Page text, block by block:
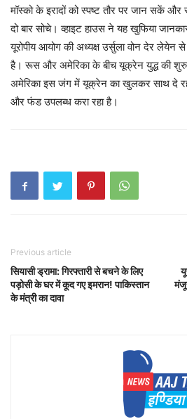
मॉस्को के इरादों को स्पष्ट तौर पर जान सकें
दो बार सोचे। व्हाइट हाउस ने यह खुफिया
यूरोपीय आयोग की अध्यक्ष उर्सुला वोन देर लेयेन
है। रूस और अमेरिका के बीच यूक्रेन युद्ध की
अमेरिका इस जंग में यूक्रेन का खुलकर साथ दे
और फंड उपलब्ध करा रहा है।
Previous article
सियासी ड्रामा: गिरफ्तारी से बचने के लिए
पड़ोसी के घर में कूद गए इमरान! पाकिस्तान
के मंत्री का दावा